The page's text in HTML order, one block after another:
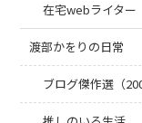
在宅webライター
渡部かをりの日常
ブログ傑作選（